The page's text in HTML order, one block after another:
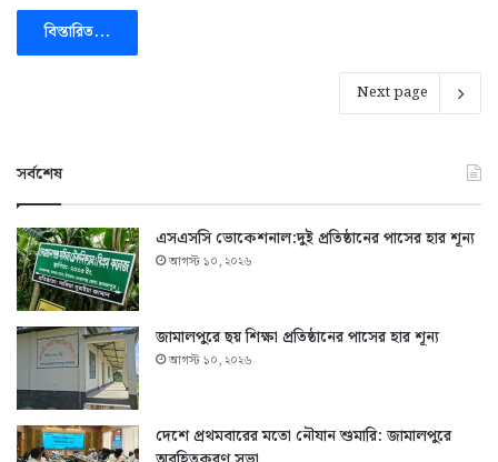
বিস্তারিত...
Next page
সর্বশেষ
এসএসসি ভোকেশনাল:দুই প্রতিষ্ঠানের পাসের হার শূন্য
আগস্ট ১০, ২০২৬
জামালপুরে ছয় শিক্ষা প্রতিষ্ঠানের পাসের হার শূন্য
আগস্ট ১০, ২০২৬
দেশে প্রথমবারের মতো নৌযান শুমারি: জামালপুরে